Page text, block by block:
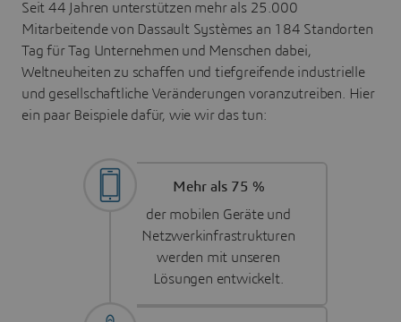
Seit 44 Jahren unterstützen mehr als 25.000
Mitarbeitende von Dassault Systèmes an 184 Standorten
Tag für Tag Unternehmen und Menschen dabei,
Weltneuheiten zu schaffen und tiefgreifende industrielle
und gesellschaftliche Veränderungen voranzutreiben. Hier
ein paar Beispiele dafür, wie wir das tun:
Mehr als 75 %
der mobilen Geräte und
Netzwerkinfrastrukturen
werden mit unseren
Lösungen entwickelt.